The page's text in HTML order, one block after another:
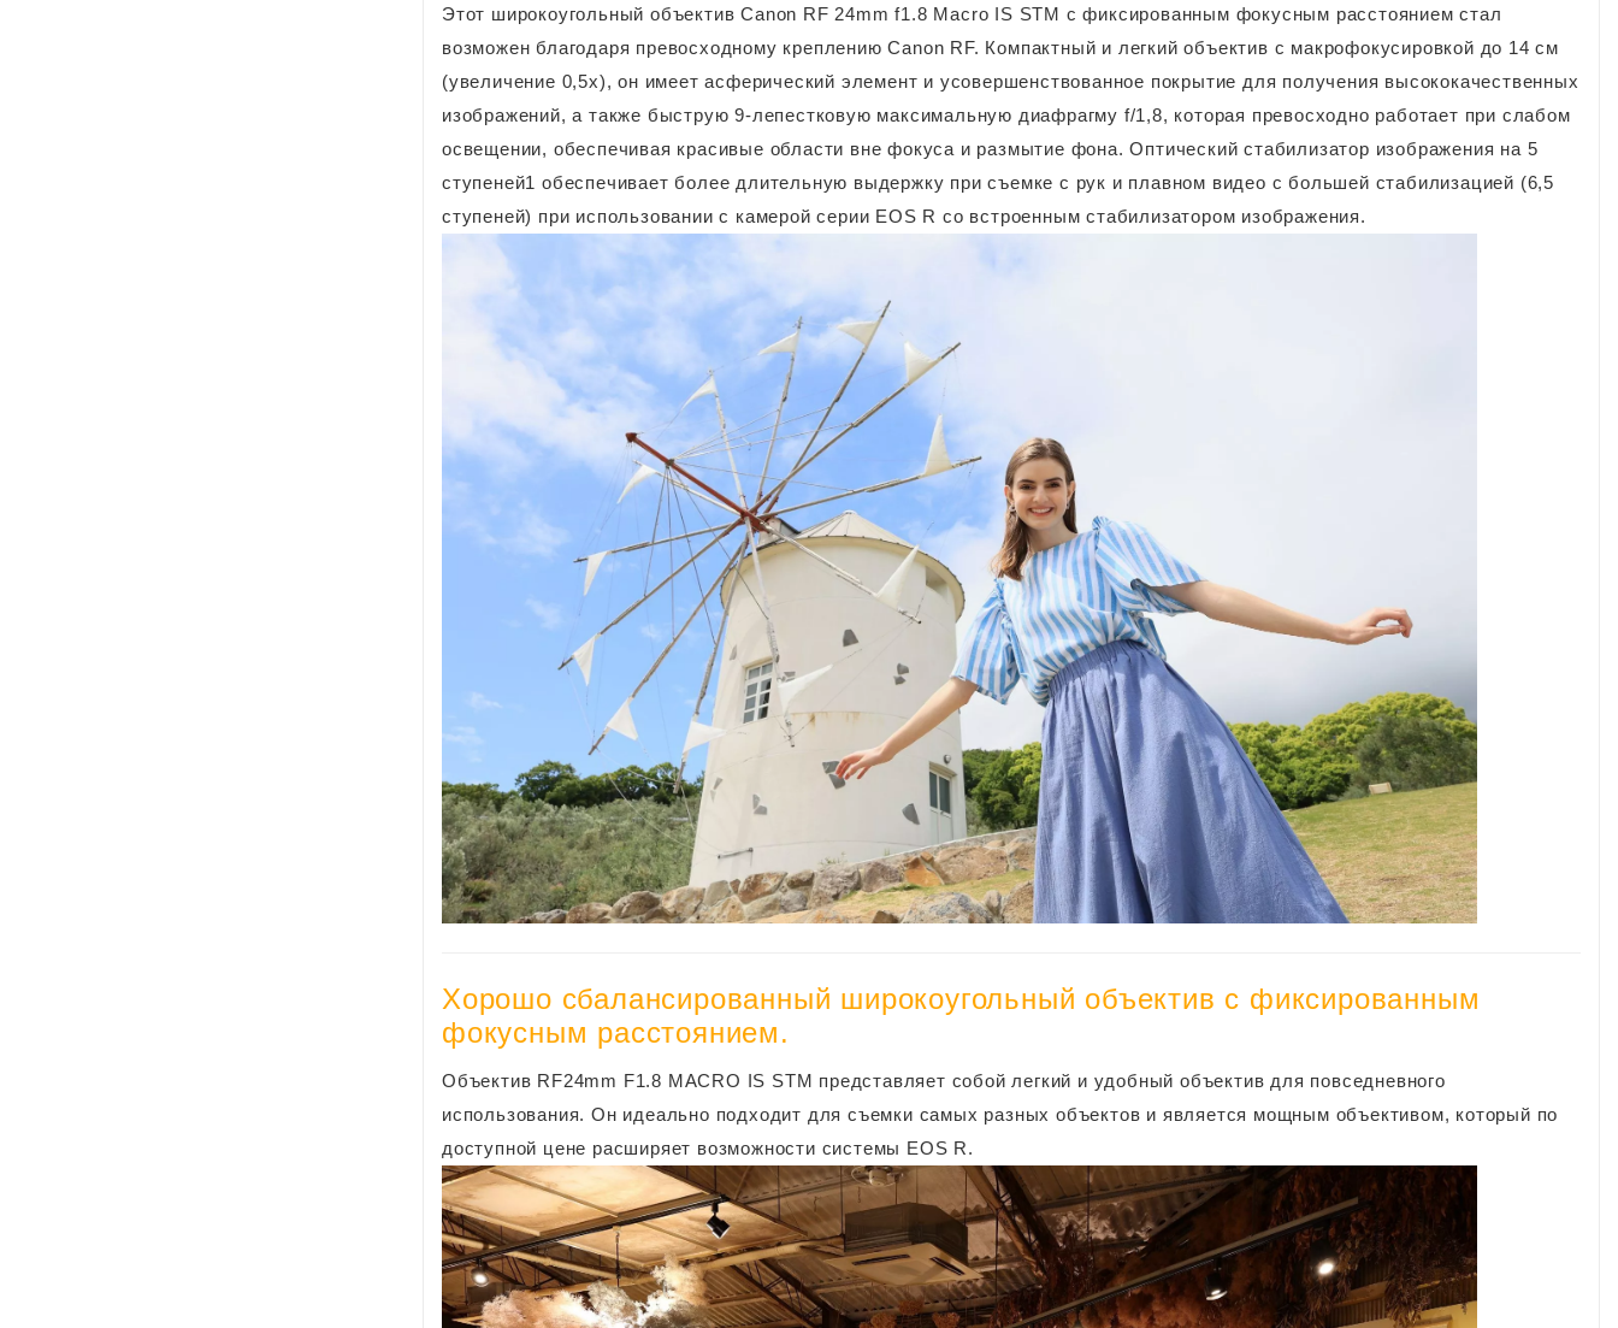
Этот широкоугольный объектив Canon RF 24mm f1.8 Macro IS STM с фиксированным фокусным расстоянием стал
возможен благодаря превосходному креплению Canon RF. Компактный и легкий объектив с макрофокусировкой до 14 см
(увеличение 0,5x), он имеет асферический элемент и усовершенствованное покрытие для получения высококачественных
изображений, а также быструю 9-лепестковую максимальную диафрагму f/1,8, которая превосходно работает при слабом
освещении, обеспечивая красивые области вне фокуса и размытие фона. Оптический стабилизатор изображения на 5
ступеней1 обеспечивает более длительную выдержку при съемке с рук и плавном видео с большей стабилизацией (6,5
ступеней) при использовании с камерой серии EOS R со встроенным стабилизатором изображения.
Хорошо сбалансированный широкоугольный объектив с фиксированным
фокусным расстоянием.
Объектив RF24mm F1.8 MACRO IS STM представляет собой легкий и удобный объектив для повседневного
использования. Он идеально подходит для съемки самых разных объектов и является мощным объективом, который по
доступной цене расширяет возможности системы EOS R.